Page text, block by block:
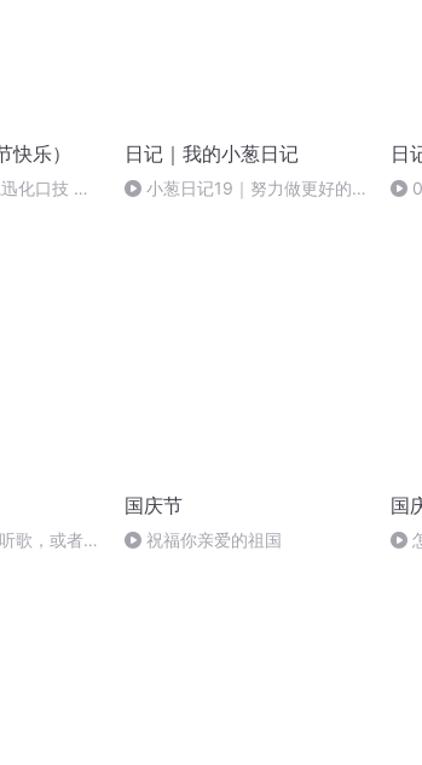
乐）
化口技 二
日记｜我的小葱日记
小葱日记19｜努力做更好的
日
歌，或者聊
国庆节
祝福你亲爱的祖国
国